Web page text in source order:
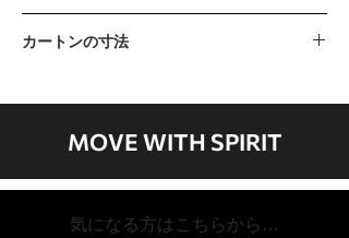
*増分重量：5ポンド
カートンの寸法
24" x 5 "カートンB 1520 x 580 x 260mm /
60 "x 23" x 10 "カートンC 1950 x 760 x
230mm / 77 "x 30" x 9 "カートンD 850 x
160 x 310mm / 33 "x 6" x 12 "カートンE
MOVE WITH SPIRIT
​気になる方はこちらから…